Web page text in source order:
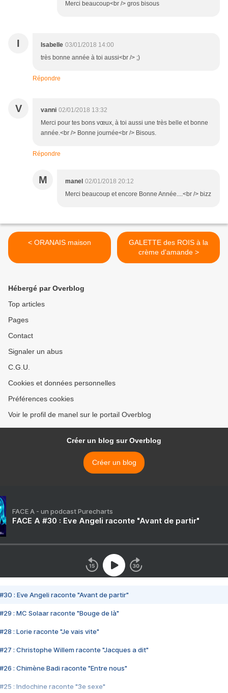
Merci beaucoup<br /> gros bisous
I Isabelle 03/01/2018 14:00
très bonne année à toi aussi<br /> ;)
Répondre
V vanni 02/01/2018 13:32
Merci pour tes bons vœux, à toi aussi une très belle et bonne
année.<br /> Bonne journée<br /> Bisous.
Répondre
M manel 02/01/2018 20:12
Merci beaucoup et encore Bonne Année....<br /> bizz
< ORANAIS maison
GALETTE des ROIS à la
crème d'amande >
Hébergé par Overblog
Top articles
Pages
Contact
Signaler un abus
C.G.U.
Cookies et données personnelles
Préférences cookies
Voir le profil de manel sur le portail Overblog
Créer un blog sur Overblog
Créer un blog
FACE A - un podcast Purecharts
FACE A #30 : Eve Angeli raconte "Avant de partir"
#30 : Eve Angeli raconte "Avant de partir"
#29 : MC Solaar raconte "Bouge de là"
#28 : Lorie raconte "Je vais vite"
#27 : Christophe Willem raconte "Jacques a dit"
#26 : Chimène Badi raconte "Entre nous"
#25 : Indochine raconte "3e sexe"